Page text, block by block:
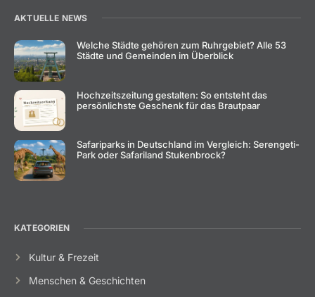
AKTUELLE NEWS
Welche Städte gehören zum Ruhrgebiet? Alle 53
Städte und Gemeinden im Überblick
Hochzeitszeitung gestalten: So entsteht das
persönlichste Geschenk für das Brautpaar
Safariparks in Deutschland im Vergleich: Serengeti-
Park oder Safariland Stukenbrock?
KATEGORIEN
Kultur & Frezeit
Menschen & Geschichten